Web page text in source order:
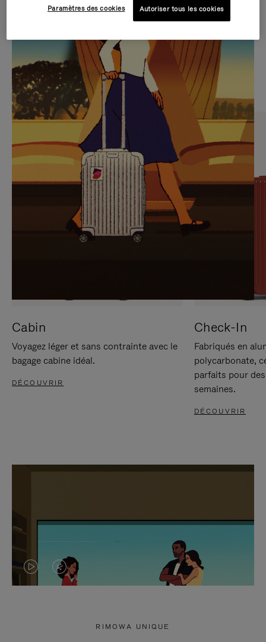
PAS
EN
PAUSE,
APPUYEZ
SUR
POUR
METTRE
PAUSE
LA
VIDÉO
EST
DÉSACTIVÉ.
VEUILLEZ
CLIQUER
POUR
RÉACTIVER
LE
SON
Trouvez le compagnon
parfait pour chaque voyage
Cabin
Voyagez léger et sans contrainte avec le
bagage cabine idéal.
DÉCOUVRIR
Check-In
Fabriqués en
polycarbonate,
parfaits pour
semaines.
DÉCOUVRIR
LA LE
RIMOWA UNIQUE
Paramètres des cookies Autoriser tous les cookies